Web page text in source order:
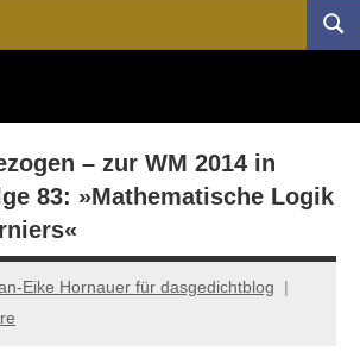
– zur WM 2014 in
83: »Mathematische Logik
Eike Hornauer für dasgedichtblog